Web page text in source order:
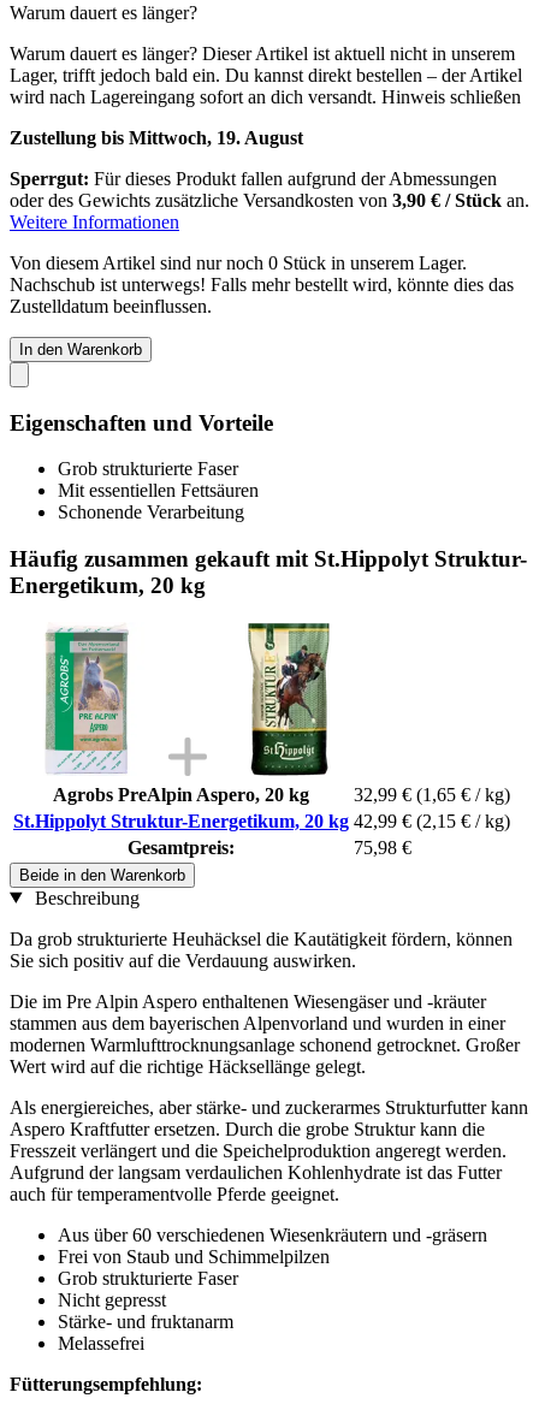
Warum dauert es länger?
Warum dauert es länger? Dieser Artikel ist aktuell nicht in unserem
Lager, trifft jedoch bald ein. Du kannst direkt bestellen – der Artikel
wird nach Lagereingang sofort an dich versandt. Hinweis schließen
Zustellung bis Mittwoch, 19. August
Sperrgut: Für dieses Produkt fallen aufgrund der Abmessungen
oder des Gewichts zusätzliche Versandkosten von 3,90 € / Stück an.
Weitere Informationen
Von diesem Artikel sind nur noch 0 Stück in unserem Lager.
Nachschub ist unterwegs! Falls mehr bestellt wird, könnte dies das
Zustelldatum beeinflussen.
In den Warenkorb
Eigenschaften und Vorteile
Grob strukturierte Faser
Mit essentiellen Fettsäuren
Schonende Verarbeitung
Häufig zusammen gekauft mit St.Hippolyt Struktur-
Energetikum, 20 kg
Agrobs PreAlpin Aspero, 20 kg 32,99 € (1,65 € / kg)
St.Hippolyt Struktur-Energetikum, 20 kg 42,99 € (2,15 € / kg)
Gesamtpreis:
75,98 €
Beide in den Warenkorb
Beschreibung
Da grob strukturierte Heuhäcksel die Kautätigkeit fördern, können
Sie sich positiv auf die Verdauung auswirken.
Die im Pre Alpin Aspero enthaltenen Wiesengäser und -kräuter
stammen aus dem bayerischen Alpenvorland und wurden in einer
modernen Warmlufttrocknungsanlage schonend getrocknet. Großer
Wert wird auf die richtige Häcksellänge gelegt.
Als energiereiches, aber stärke- und zuckerarmes Strukturfutter kann
Aspero Kraftfutter ersetzen. Durch die grobe Struktur kann die
Fresszeit verlängert und die Speichelproduktion angeregt werden.
Aufgrund der langsam verdaulichen Kohlenhydrate ist das Futter
auch für temperamentvolle Pferde geeignet.
Aus über 60 verschiedenen Wiesenkräutern und -gräsern
Frei von Staub und Schimmelpilzen
Grob strukturierte Faser
Nicht gepresst
Stärke- und fruktanarm
Melassefrei
Fütterungsempfehlung: